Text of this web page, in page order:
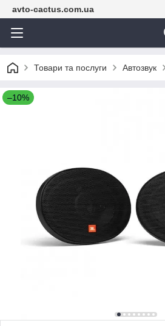
avto-cactus.com.ua
Товари та послуги Автозвук
–10%